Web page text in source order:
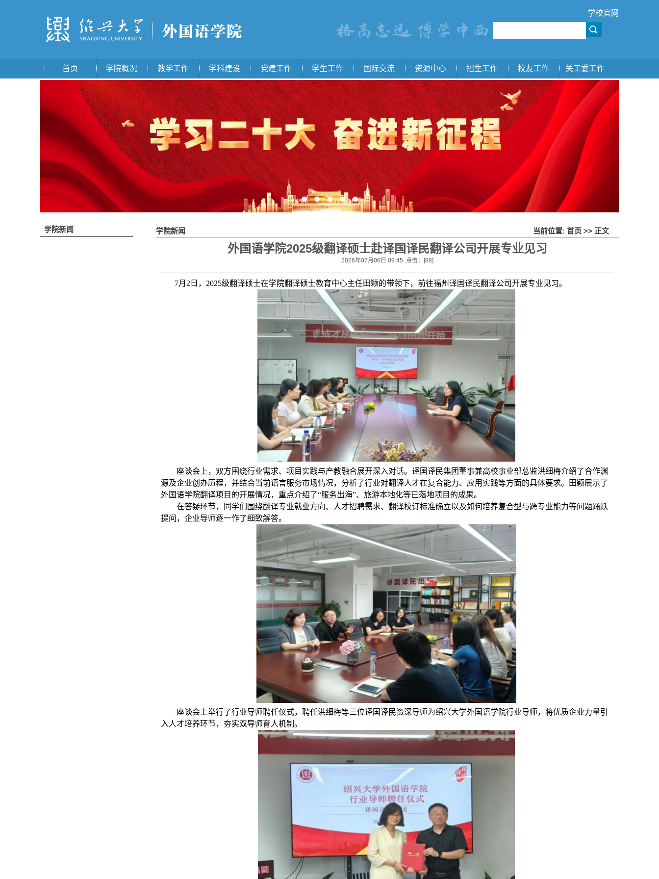
学校官网
首页 学院概况 教学工作 学科建设 党建工作 学生工作 国际交流 资源中心 招生工作 校友工作 关工委工作
学院新闻 学院新闻 当前位置: 首页 >> 正文
外国语学院2025级翻译硕士赴译国译民翻译公司开展专业见习
2026年07月06日 09:45 点击：[88]
7月2日，2025级翻译硕士在学院翻译硕士教育中心主任田颖的带领下，前往福州译国译民翻译公司开展专业见习。
座谈会上，双方围绕行业需求、项目实践与产教融合展开深入对话。译国译民集团董事兼高校事业部总监洪细梅介绍了合作渊
源及企业创办历程，并结合当前语言服务市场情况，分析了行业对翻译人才在复合能力、应用实践等方面的具体要求。田颖展示了
外国语学院翻译项目的开展情况，重点介绍了“服务出海”、旅游本地化等已落地项目的成果。
在答疑环节，同学们围绕翻译专业就业方向、人才招聘需求、翻译校订标准确立以及如何培养复合型与跨专业能力等问题踊跃
提问，企业导师逐一作了细致解答。
座谈会上举行了行业导师聘任仪式，聘任洪细梅等三位译国译民资深导师为绍兴大学外国语学院行业导师，将优质企业力量引
入人才培养环节，夯实双导师育人机制。